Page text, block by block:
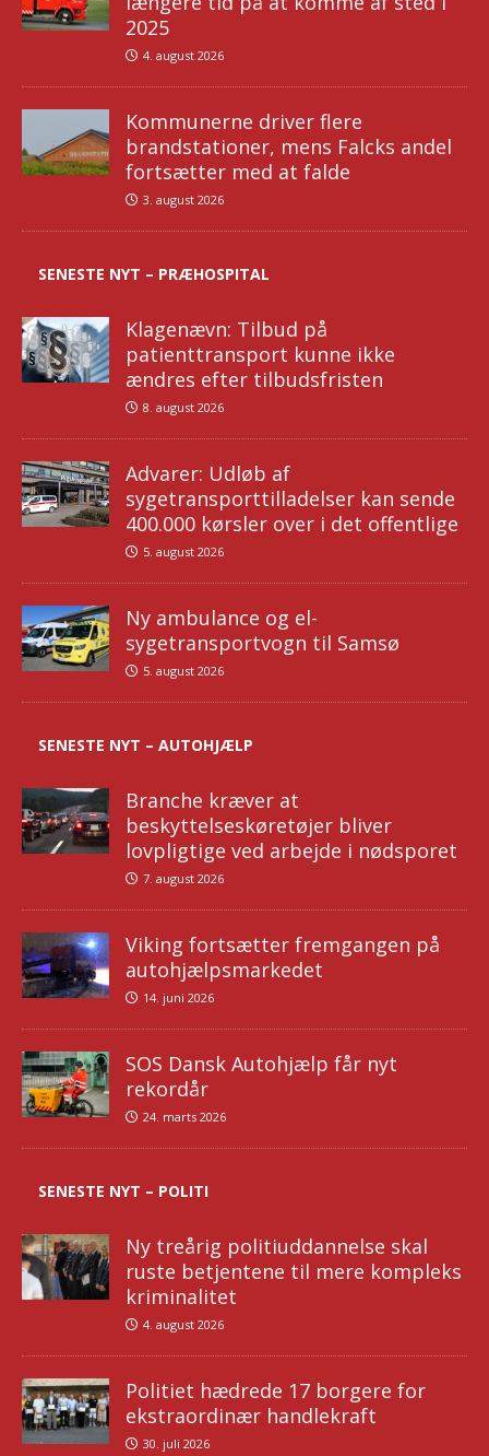
2025
4. august 2026
Kommunerne driver flere
brandstationer, mens Falcks andel
fortsætter med at falde
3. august 2026
SENESTE NYT – PRÆHOSPITAL
Klagenævn: Tilbud på
patienttransport kunne ikke
ændres efter tilbudsfristen
8. august 2026
Advarer: Udløb af
sygetransporttilladelser kan sende
400.000 kørsler over i det offentlige
5. august 2026
Ny ambulance og el-
sygetransportvogn til Samsø
5. august 2026
SENESTE NYT – AUTOHJÆLP
Branche kræver at
beskyttelseskøretøjer bliver
lovpligtige ved arbejde i nødsporet
7. august 2026
Viking fortsætter fremgangen på
autohjælpsmarkedet
14. juni 2026
SOS Dansk Autohjælp får nyt
rekordår
24. marts 2026
SENESTE NYT – POLITI
Ny treårig politiuddannelse skal
ruste betjentene til mere kompleks
kriminalitet
4. august 2026
Politiet hædrede 17 borgere for
ekstraordinær handlekraft
30. juli 2026